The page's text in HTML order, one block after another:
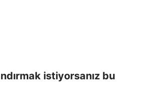
istiyorsanız bu